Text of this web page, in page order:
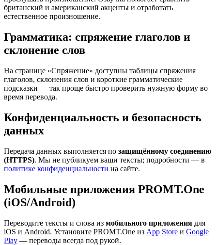
британский и американский акценты и отработать
естественное произношение.
Грамматика: спряжение глаголов и
склонение слов
На странице «Спряжение» доступны таблицы спряжения
глаголов, склонения слов и короткие грамматические
подсказки — так проще быстро проверить нужную форму во
время перевода.
Конфиденциальность и безопасность
данных
Передача данных выполняется по защищённому соединению
(HTTPS). Мы не публикуем ваши тексты; подробности — в
политике конфиденциальности на сайте.
Мобильные приложения PROMT.One
(iOS/Android)
Переводите тексты и слова из мобильного приложения для
iOS и Android. Установите PROMT.One из App Store и Google
Play — переводы всегда под рукой.